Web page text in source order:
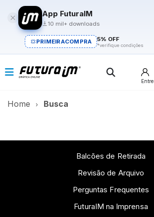
App FuturaIM
10 mil+ downloads
PRIMEIRACOMPRA 5% OFF
*verifique condições
Entre
Home Busca
Balcões de Retirada
Revisão de Arquivo
Perguntas Frequentes
FuturaIM na Imprensa